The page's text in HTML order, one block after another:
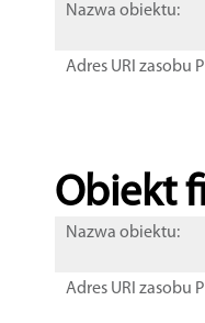
Nazwa obiektu:
Adres URI zasobu
Obiekt
Nazwa obiektu:
Adres URI zasobu